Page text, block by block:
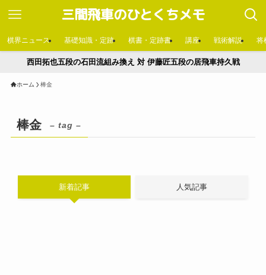
三間飛車のひとくちメモ
棋界ニュース 基礎知識・定跡 棋書・定跡書 講座 戦術解説 将
西田拓也五段の石田流組み換え 対 伊藤匠五段の居飛車持久戦
ホーム 棒金
棒金 – tag –
新着記事 人気記事